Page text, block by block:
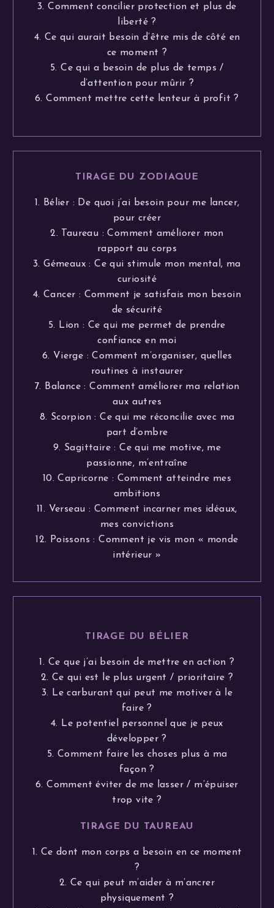
3. Comment concilier protection et plus de
liberté ?
4. Ce qui aurait besoin d’être mis de côté en
ce moment ?
5. Ce qui a besoin de plus de temps /
d’attention pour mûrir ?
6. Comment mettre cette lenteur à profit ?
TIRAGE DU ZODIAQUE
1. Bélier : De quoi j’ai besoin pour me lancer,
pour créer
2. Taureau : Comment améliorer mon
rapport au corps
3. Gémeaux : Ce qui stimule mon mental, ma
curiosité
4. Cancer : Comment je satisfais mon besoin
de sécurité
5. Lion : Ce qui me permet de prendre
confiance en moi
6. Vierge : Comment m’organiser, quelles
routines à instaurer
7. Balance : Comment améliorer ma relation
aux autres
8. Scorpion : Ce qui me réconcilie avec ma
part d’ombre
9. Sagittaire : Ce qui me motive, me
passionne, m’entraîne
10. Capricorne : Comment atteindre mes
ambitions
11. Verseau : Comment incarner mes idéaux,
mes convictions
12. Poissons : Comment je vis mon « monde
intérieur »
TIRAGE DU BÉLIER
1. Ce que j’ai besoin de mettre en action ?
2. Ce qui est le plus urgent / prioritaire ?
3. Le carburant qui peut me motiver à le
faire ?
4. Le potentiel personnel que je peux
développer ?
5. Comment faire les choses plus à ma
façon ?
6. Comment éviter de me lasser / m’épuiser
trop vite ?
TIRAGE DU TAUREAU
1. Ce dont mon corps a besoin en ce moment
?
2. Ce qui peut m’aider à m’ancrer
physiquement ?